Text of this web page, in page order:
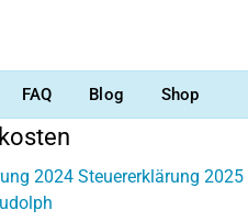
FAQ Blog Shop
2024 Steuererklärung 2025